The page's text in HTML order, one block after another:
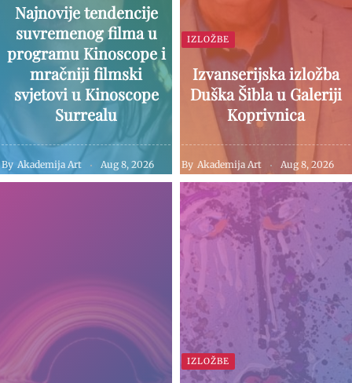
Najnovije tendencije
suvremenog filma u
programu Kinoscope i
mračniji filmski
svjetovi u Kinoscope
Surrealu
By Akademija Art Aug 8, 2026
IZLOŽBE
Izvanserijska izložba
Duška Šibla u Galeriji
Koprivnica
By Akademija Art Aug 8, 2026
IZLOŽBE